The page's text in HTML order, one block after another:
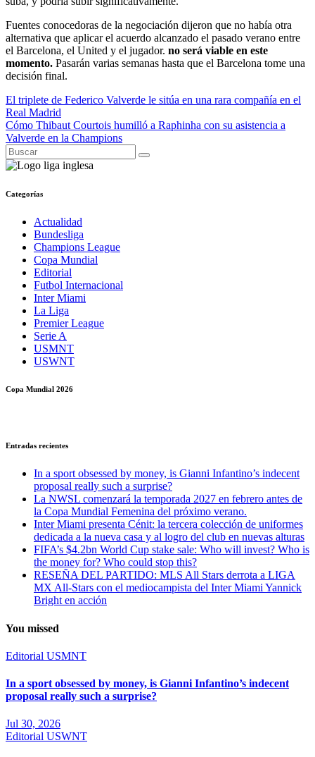
Fuentes conocedoras de la negociación dijeron que no había otra
alternativa que aplicar el acuerdo alcanzado el pasado verano entre
el Barcelona, ​​el United y el jugador. no será viable en este
momento. Pasarán varias semanas hasta que el Barcelona tome una
decisión final.
Navegación
de
entradas
El triplete de Federico Valverde le sitúa en una rara compañía en el
Real Madrid
Cómo Thibaut Courtois humilló a Raphinha con su asistencia a
Valverde en la Champions
Categorías
Actualidad
Bundesliga
Champions League
Copa Mundial
Editorial
Futbol Internacional
Inter Miami
La Liga
Premier League
Serie A
USMNT
USWNT
Copa Mundial 2026
Entradas recientes
In a sport obsessed by money, is Gianni Infantino’s indecent
proposal really such a surprise?
La NWSL comenzará la temporada 2027 en febrero antes de
la Copa Mundial Femenina del próximo verano.
Inter Miami presenta Cénit: la tercera colección de uniformes
dedicada a la nueva casa y al logro del club en nuevas alturas
FIFA’s $4.2bn World Cup stake sale: Who will invest? Who is
the money for? Who could stop this?
RESEÑA DEL PARTIDO: MLS All Stars derrota a LIGA
MX All-Stars con el mediocampista del Inter Miami Yannick
Bright en acción
You missed
Editorial USMNT
In a sport obsessed by money, is Gianni Infantino’s indecent
proposal really such a surprise?
Jul 30, 2026
Editorial USWNT